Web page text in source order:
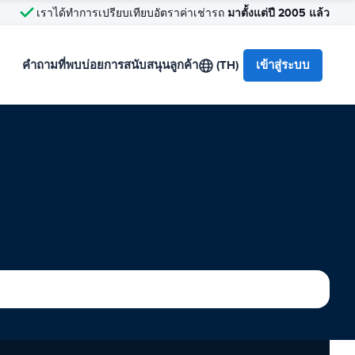
เราได้ทำการเปรียบเทียบอัตราค่าเช่ารถ มาตั้งแต่ปี 2005 แล้ว
คำถามที่พบบ่อยการสนับสนุนลูกค้า (TH) เข้าสู่ระบบ